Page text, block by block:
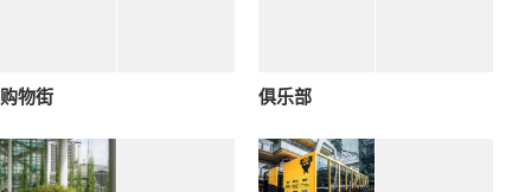
购物街 俱乐部